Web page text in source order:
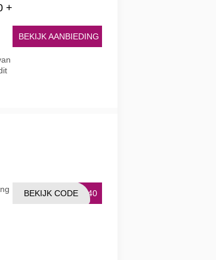
+
BEKIJK AANBIEDING
NG40
BEKIJK CODE